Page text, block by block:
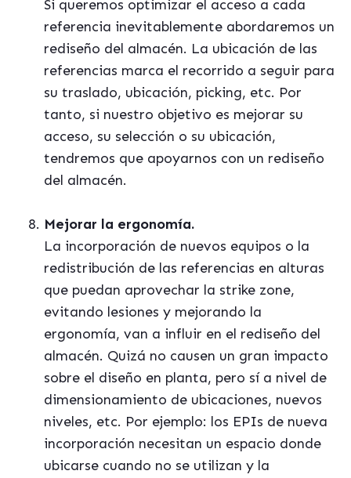
Si queremos optimizar el acceso a cada
referencia inevitablemente abordaremos un
rediseño del almacén. La ubicación de las
referencias marca el recorrido a seguir para
su traslado, ubicación, picking, etc. Por
tanto, si nuestro objetivo es mejorar su
acceso, su selección o su ubicación,
tendremos que apoyarnos con un rediseño
del almacén.
Mejorar la ergonomía.
La incorporación de nuevos equipos o la
redistribución de las referencias en alturas
que puedan aprovechar la strike zone,
evitando lesiones y mejorando la
ergonomía, van a influir en el rediseño del
almacén. Quizá no causen un gran impacto
sobre el diseño en planta, pero sí a nivel de
dimensionamiento de ubicaciones, nuevos
niveles, etc. Por ejemplo: los EPIs de nueva
incorporación necesitan un espacio donde
ubicarse cuando no se utilizan y la